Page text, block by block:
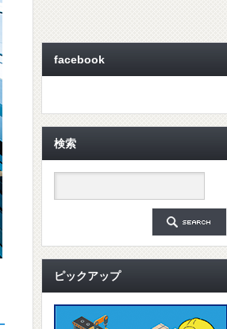
facebook
検索
ピックアップ